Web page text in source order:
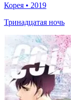
Корея • 2019
Тринадцатая ночь